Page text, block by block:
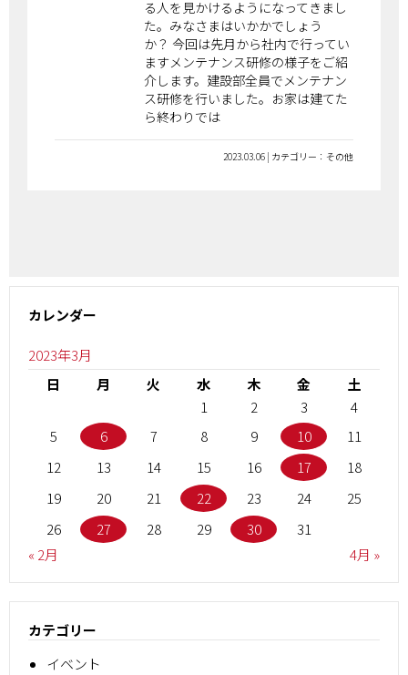
る人を見かけるようになってきまし
た。みなさまはいかかでしょう
か？ 今回は先月から社内で行ってい
ますメンテナンス研修の様子をご紹
介します。建設部全員でメンテナン
ス研修を行いました。お家は建てた
ら終わりでは
2023.03.06 | カテゴリー：その他
カレンダー
2023年3月
日
月 火 水 木 金
土
1
2 3
4
5
6 7 8 9 10
11
12
13 14 15 16 17
18
19
20 21 22 23 24
25
26
27 28 29 30
31
« 2月
4月 »
カテゴリー
イベント